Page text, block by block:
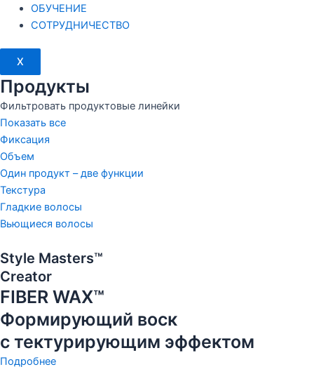
ОБУЧЕНИЕ
СОТРУДНИЧЕСТВО
X
Продукты
Фильтровать продуктовые линейки
Показать все
Фиксация
Объем
Один продукт – две функции
Текстура
Гладкие волосы
Вьющиеся волосы
Style Masters™
Creator
FIBER WAX™
Формирующий воск
с тектурирующим эффектом
Подробнее